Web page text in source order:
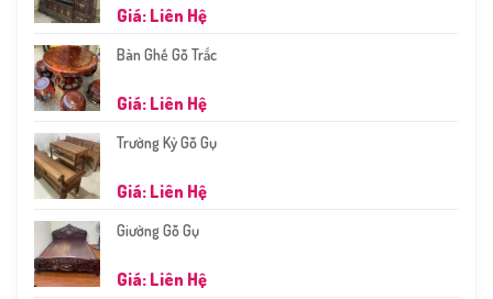
Giá: Liên Hệ
Bàn Ghế Gỗ Trắc
Giá: Liên Hệ
Trường Kỷ Gỗ Gụ
Giá: Liên Hệ
Giường Gỗ Gụ
Giá: Liên Hệ